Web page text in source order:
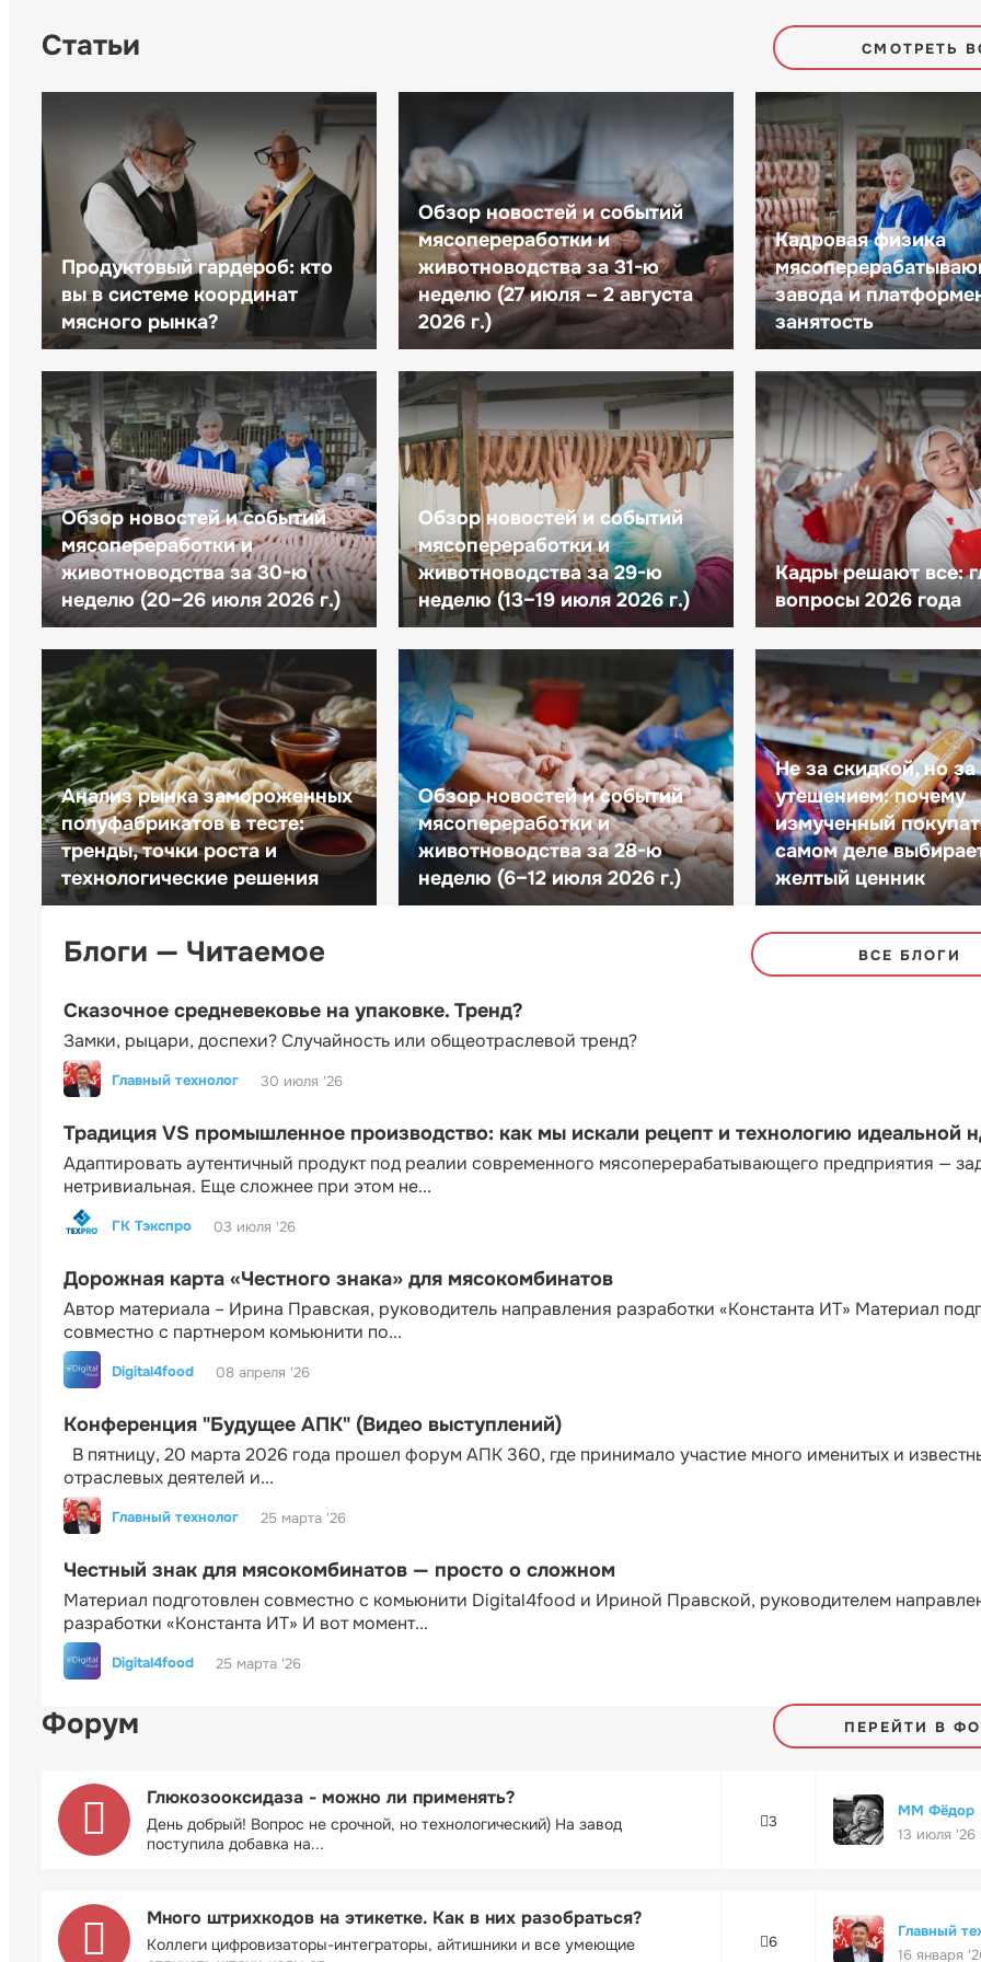
Статьи СМОТРЕТЬ
Продуктовый гардероб: кто
вы в системе координат
мясного рынка?
Обзор новостей и событий
мясопереработки и
животноводства за 31-ю
неделю (27 июля – 2 августа
2026 г.)
Кадровая физика
завода и
занятость
Обзор новостей и событий
мясопереработки и
животноводства за 30-ю
неделю (20–26 июля 2026 г.)
Обзор новостей и событий
мясопереработки и
животноводства за 29-ю
неделю (13–19 июля 2026 г.)
Кадры решают все:
вопросы 2026 года
Анализ рынка замороженных
полуфабрикатов в тесте:
тренды, точки роста и
технологические решения
Обзор новостей и событий
мясопереработки и
животноводства за 28-ю
неделю (6–12 июля 2026 г.)
Не за скидкой, но за
утешением: почему
измученный
самом деле
желтый ценник
Блоги — Читаемое ВСЕ БЛОГИ
Сказочное средневековье на упаковке. Тренд?
Замки, рыцари, доспехи? Случайность или общеотраслевой тренд?
Главный технолог 30 июля '26
Традиция VS промышленное производство: как мы искали рецепт и технологию идеальной
Адаптировать аутентичный продукт под реалии современного мясоперерабатывающего предприятия —
нетривиальная. Еще сложнее при этом не...
ГК Тэкспро 03 июля '26
Дорожная карта «Честного знака» для мясокомбинатов
Автор материала – Ирина Правская, руководитель направления разработки «Константа ИТ» Материал
совместно с партнером комьюнити по...
Digital4food 08 апреля '26
Конференция "Будущее АПК" (Видео выступлений)
В пятницу, 20 марта 2026 года прошел форум АПК 360, где принимало участие много именитых и
отраслевых деятелей и...
Главный технолог 25 марта '26
Честный знак для мясокомбинатов — просто о сложном
Материал подготовлен совместно с комьюнити Digital4food и Ириной Правской, руководителем
разработки «Константа ИТ» И вот момент...
Digital4food 25 марта '26
Форум ПЕРЕЙТИ В
Глюкозооксидаза - можно ли применять?
День добрый! Вопрос не срочной, но технологический) На завод
поступила добавка на...
3
ММ Фёдор
13 июля '26
Много штрихкодов на этикетке. Как в них разобраться?
Коллеги цифровизаторы-интеграторы, айтишники и все умеющие
6
Главный
16 января